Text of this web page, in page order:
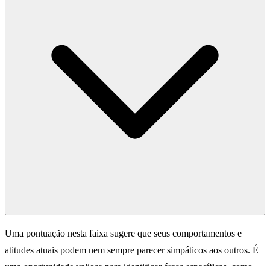
Uma pontuação nesta faixa sugere que seus comportamentos e
atitudes atuais podem nem sempre parecer simpáticos aos outros. É